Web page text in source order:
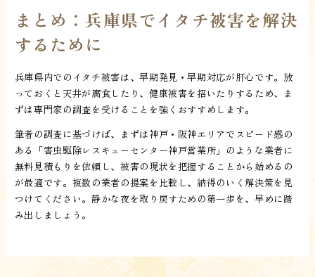
まとめ：兵庫県でイタチ被害を解決
するために
兵庫県内でのイタチ被害は、早期発見・早期対応が肝心です。放
っておくと天井が腐食したり、健康被害を招いたりするため、ま
ずは専門家の調査を受けることを強くおすすめします。
筆者の調査に基づけば、まずは神戸・阪神エリアでスピード感の
ある「害虫駆除レスキューセンター神戸営業所」のような業者に
無料見積もりを依頼し、被害の現状を把握することから始めるの
が最適です。複数の業者の提案を比較し、納得のいく解決策を見
つけてください。静かな夜を取り戻すための第一歩を、早めに踏
み出しましょう。